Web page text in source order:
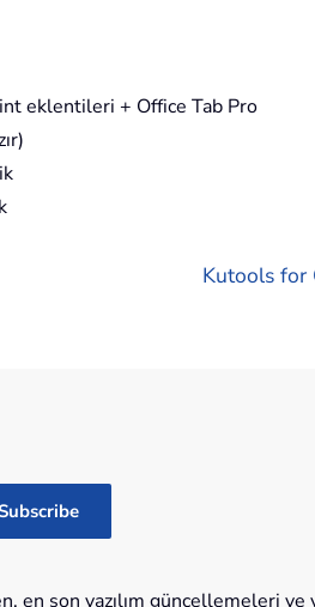
eklentileri + Office Tab Pro
Kutools for
son yazılım güncellemeleri ve